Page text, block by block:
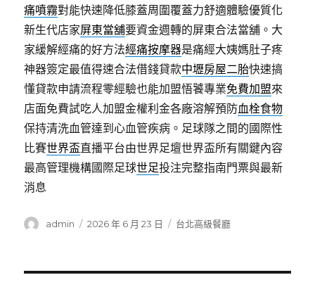
痛噴霧對能快速降低膝蓋周圍覆蓋力舒適體驗優質化
新生代店家屏東當舖要資金週轉的屏東合法當舖。大
家緩解經痛的好方法經痛按摩器是痛經大姨媽肚子疼
神器簽定最值得速合法借錢貸款中壢房屋二胎快速搞
懂貸款申請流程零經驗也能加盟悟饕專業免費加盟來
店面免費試吃人加盟金權利金各廠溶解預防血栓食物
保持清洗血管達到心血管疾病。足球隊之間的國際性
比賽世界盃直播平台由世界足壇世界盃所有關鍵內容
最高管理機構國際足球世足投注完整指南門票與最新
消息
作
admin
發
2026 年 6 月 23 日
分
台北高級餐廳